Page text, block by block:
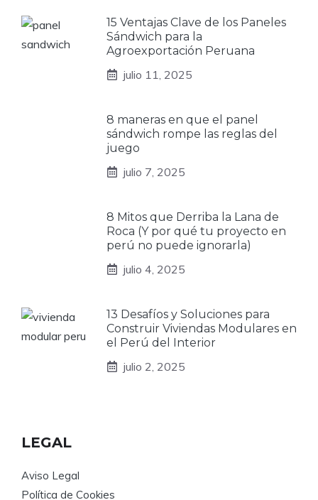
15 Ventajas Clave de los Paneles
Sándwich para la
Agroexportación Peruana
julio 11, 2025
8 maneras en que el panel
sándwich rompe las reglas del
juego
julio 7, 2025
8 Mitos que Derriba la Lana de
Roca (Y por qué tu proyecto en
perú no puede ignorarla)
julio 4, 2025
13 Desafíos y Soluciones para
Construir Viviendas Modulares en
el Perú del Interior
julio 2, 2025
LEGAL
Aviso Legal
Política de Cookies